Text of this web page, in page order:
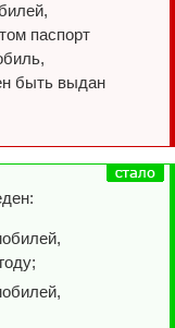
паспорт
быть выдан